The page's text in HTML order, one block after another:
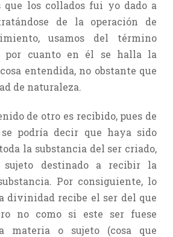
que los collados fui yo dado a
de la operación de
usamos del término
por cuanto en él se halla la
entendida, no obstante que
de naturaleza.
de otro es recibido, pues de
podría decir que haya sido
la substancia del ser criado,
destinado a recibir la
Por consiguiente, lo
divinidad recibe el ser del que
no como si este ser fuese
materia o sujeto (cosa que